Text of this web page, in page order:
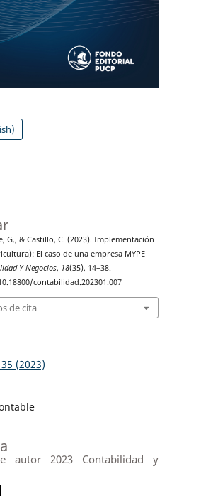
G., & Castillo, C. (2023). Implementación
El caso de una empresa MYPE
Y Negocios, 18(35), 14–38.
contabilidad.202301.007
de cita
(2023)
autor 2023 Contabilidad y